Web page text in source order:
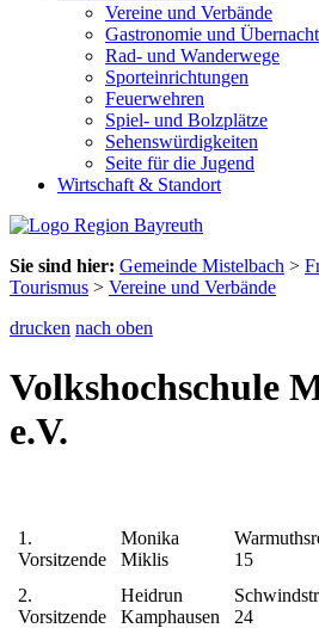
Vereine und Verbände
Gastronomie und
Rad- und Wanderwege
Sporteinrichtungen
Feuerwehren
Spiel- und Bolzplätze
Sehenswürdigkeiten
Seite für die Jugend
Wirtschaft & Standort
Sie sind hier: Gemeinde Mistelbach >
Tourismus > Vereine und Verbände
drucken nach oben
Volkshochschule
e.V.
1.
Vorsitzende
Monika
Miklis
15
2.
Vorsitzende
Heidrun
Kamphausen
24